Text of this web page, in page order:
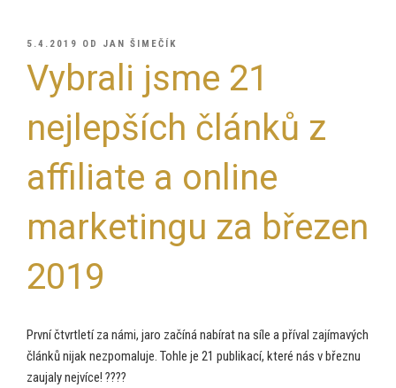
PUBLIKOVÁNO
5.4.2019 OD JAN ŠIMEČÍK
Vybrali jsme 21
nejlepších článků z
affiliate a online
marketingu za březen
2019
První čtvrtletí za námi, jaro začíná nabírat na síle a příval zajímavých
článků nijak nezpomaluje. Tohle je 21 publikací, které nás v březnu
zaujaly nejvíce! ????